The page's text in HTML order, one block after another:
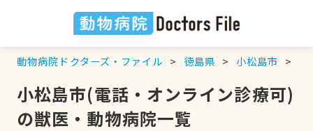
動物病院ドクターズ・ファイル 徳島県 小松島市
小松島市(電話・オンライン診療可)
の獣医・動物病院一覧